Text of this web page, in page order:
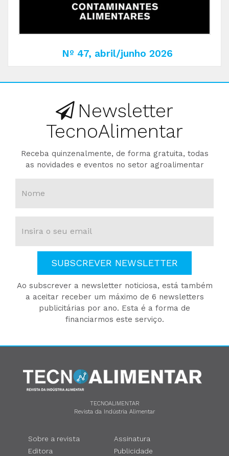
Nº 47, abril/junho 2026
Newsletter
TecnoAlimentar
Receba quinzenalmente, de forma gratuita, todas
as novidades e eventos no setor agroalimentar
SUBSCREVER NEWSLETTER
Ao subscrever a newsletter noticiosa, está também
a aceitar receber um máximo de 6 newsletters
publicitárias por ano. Esta é a forma de
financiarmos este serviço.
TECNOALIMENTAR
Revista da Indústria Alimentar
Sobre a revista
Editora
Assinatura
Publicidade